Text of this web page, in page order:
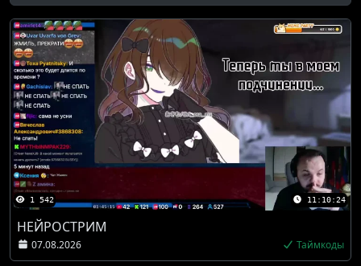
1 542 11:10:24
НЕЙРОСТРИМ
07.08.2026 Таймкоды